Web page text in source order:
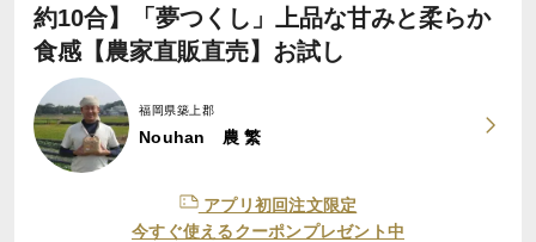
約10合】「夢つくし」上品な甘みと柔らか
食感【農家直販直売】お試し
福岡県築上郡
Nouhan 農 繁
アプリ初回注文限定
今すぐ使えるクーポンプレゼント中